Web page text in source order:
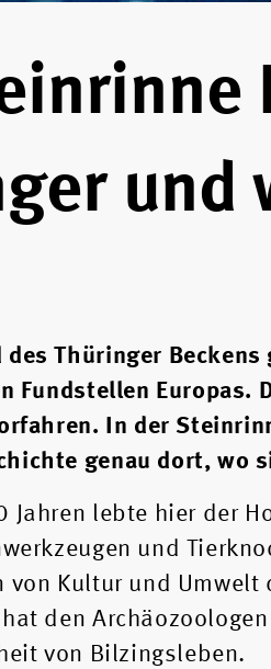
und
des Thüringer
Fundstellen Europas.
In der
genau dort, wo
Jahren lebte hier der
und
von Kultur und Umwelt
hat den
von Bilzingsleben.